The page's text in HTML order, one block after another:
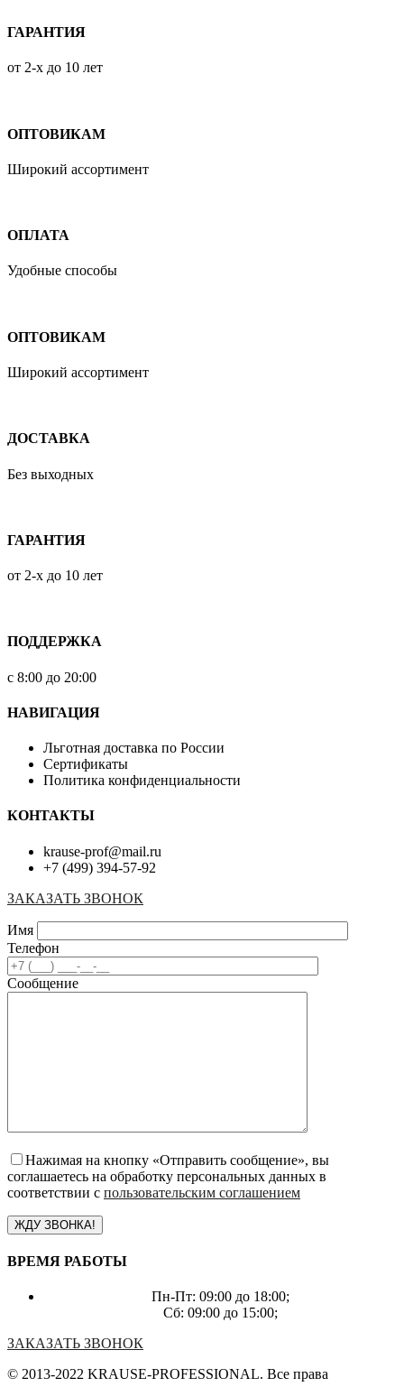
ГАРАНТИЯ
от 2-х до 10 лет
ОПТОВИКАМ
Широкий ассортимент
ОПЛАТА
Удобные способы
ОПТОВИКАМ
Широкий ассортимент
ДОСТАВКА
Без выходных
ГАРАНТИЯ
от 2-х до 10 лет
ПОДДЕРЖКА
с 8:00 до 20:00
НАВИГАЦИЯ
Льготная доставка по России
Сертификаты
Политика конфиденциальности
КОНТАКТЫ
krause-prof@mail.ru
+7 (499) 394-57-92
ЗАКАЗАТЬ ЗВОНОК
Имя
Телефон
Сообщение
Нажимая на кнопку «Отправить сообщение», вы
соглашаетесь на обработку персональных данных в
соответствии с пользовательским соглашением
ВРЕМЯ РАБОТЫ
Пн-Пт: 09:00 до 18:00;
Сб: 09:00 до 15:00;
ЗАКАЗАТЬ ЗВОНОК
© 2013-2022 KRAUSE-PROFESSIONAL. Все права